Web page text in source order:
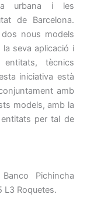
urbana i les
de Barcelona.
nous models
la seva aplicació i
tècnics
iniciativa està
amb
models, amb la
per tal de
Pichincha
L3 Roquetes.